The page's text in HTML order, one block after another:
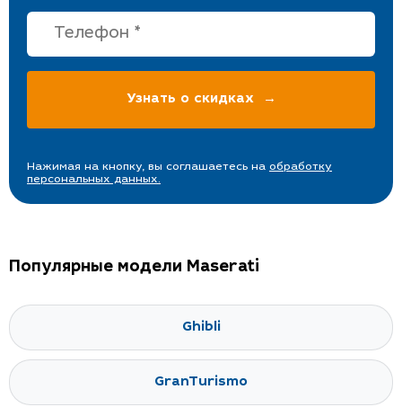
Нажимая на кнопку, вы соглашаетесь на обработку
персональных данных.
Популярные модели Maserati
Ghibli
GranTurismo